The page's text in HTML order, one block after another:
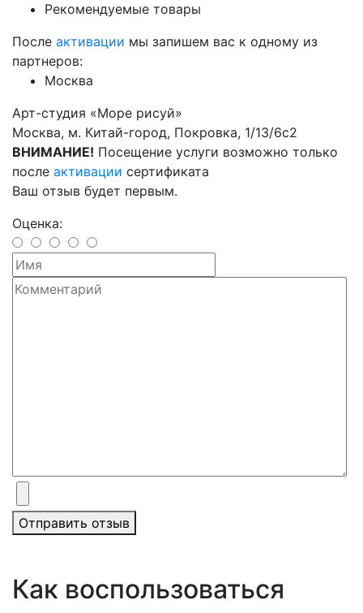
Рекомендуемые товары
После активации мы запишем вас к одному из
партнеров:
Москва
Арт-студия «Море рисуй»
Москва, м. Китай-город, Покровка, 1/13/6с2
ВНИМАНИЕ! Посещение услуги возможно только
после активации сертификата
Ваш отзыв будет первым.
Оценка:
Отправить отзыв
Как воспользоваться